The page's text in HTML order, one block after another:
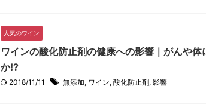
人気のワイン
ワインの酸化防止剤の健康への影響｜がんや
か!?
2018/11/11 無添加, ワイン, 酸化防止剤, 影響